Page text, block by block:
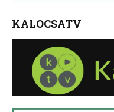
KALOCSATV